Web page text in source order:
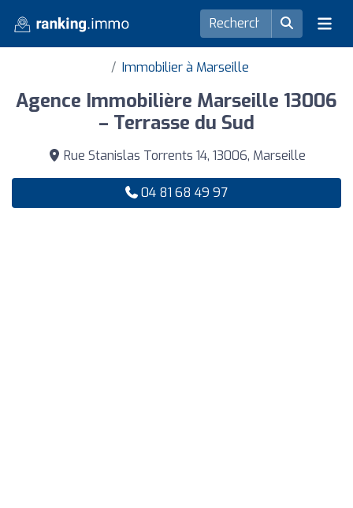
Immobilier à Marseille
Agence Immobilière Marseille 13006
– Terrasse du Sud
Rue Stanislas Torrents 14, 13006, Marseille
04 81 68 49 97